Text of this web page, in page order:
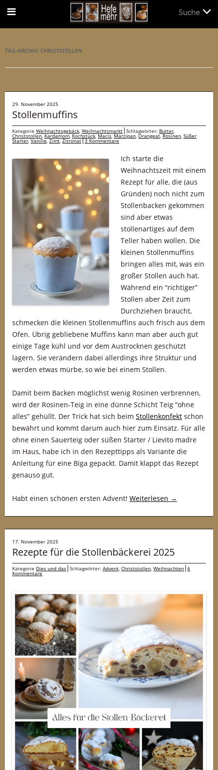
TAG-ARCHIV: CHRISTSTOLLEN
29. November 2025
Stollenmuffins
Kategorie Weihnachtsgebäck, Weihnachtsmarkt Schlagwörter: Butter,
Christstollen,Kardamom,Kochstück,Macis,Marzipan, Orangeat,Rosinen, Süßer
Starter,Vanille,Zimt,Zitronat 3 Kommentare
Ich starte die
Weihnachtszeit mit einem
Rezept für alle, die (aus
Gründen) noch nicht zum
Stollenbacken gekommen
sind aber etwas
stollenartiges auf dem
Teller haben wollen. Die
kleinen Stollenmuffins
bringen alles mit, was ein
großer Stollen auch hat.
Während ein “richtiger”
Stollen aber Zeit zum
Durchziehen braucht,
schmecken die kleinen Stollenmuffins auch frisch aus dem
Ofen. Übrig gebliebene Muffins kann man aber auch gut
einige Tage kühl und vor dem Austrocknen geschützt
lagern. Sie verändern dabei allerdings ihre Struktur und
werden etwas mürbe, so wie bei einem Stollen.
Damit beim Backen möglichst wenig Rosinen verbrennen,
wird der Rosinen-Teig in eine dünne Schicht Teig “ohne
alles” gehüllt. Der Trick hat sich beim Stollenkonfekt schon
bewährt und kommt darum auch hier zum Einsatz. Für alle
ohne einen Sauerteig oder süßen Starter / Lievito madre
im Haus, habe ich in den Rezepttipps als Variante die
Anleitung für eine Biga gepackt. Damit klappt das Rezept
genauso gut.
Habt einen schönen ersten Advent! Weiterlesen →
17. November 2025
Rezepte für die Stollenbäckerei 2025
Kategorie Dies und das Schlagwörter: Advent, Christstollen, Weihnachten 6
Kommentare
Suche
Suche